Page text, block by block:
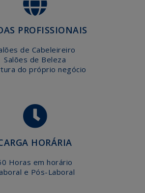
PROFISSIONAIS
de Cabeleireiro
Salões de Beleza
do próprio negócio
HORÁRIA
Horas em horário
e Pós-Laboral